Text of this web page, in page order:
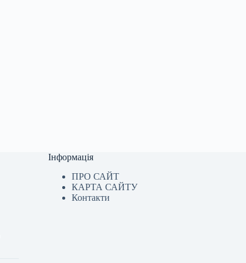
Інформація
ПРО САЙТ
КАРТА САЙТУ
Контакти